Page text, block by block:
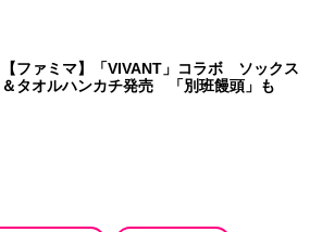
【ファミマ】「VIVANT」コラボ ソックス
＆タオルハンカチ発売 「別班饅頭」も